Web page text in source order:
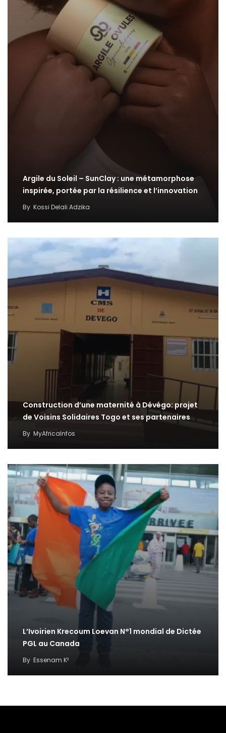
Argile du Soleil – SunClay : une métamorphose
inspirée, portée par la résilience et l’innovation
By Kossi Delali Adzika
Construction d’une maternité à Dévégo: projet
de Voisins Solidaires Togo et ses partenaires
By MyAfricaInfos
L’Ivoirien Krecoum Loevan N°1 mondial de Dictée
PGL au Canada
By Essenam K²